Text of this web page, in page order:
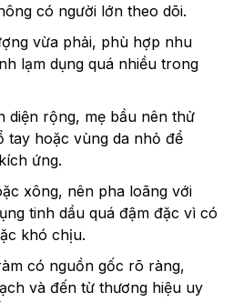
có người lớn theo dõi.
vừa phải, phù hợp nhu
lạm dụng quá nhiều trong
diện rộng, mẹ bầu nên thử
tay hoặc vùng da nhỏ để
ứng.
xông, nên pha loãng với
tinh dầu quá đậm đặc vì có
khó chịu.
có nguồn gốc rõ ràng,
và đến từ thương hiệu uy